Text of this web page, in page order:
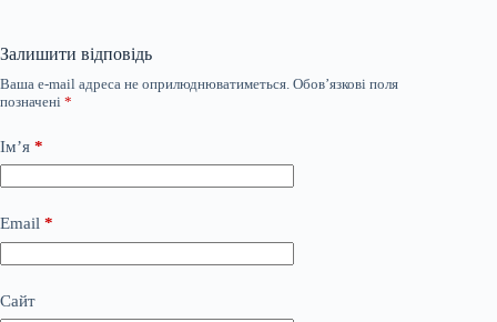
Залишити відповідь
Ваша e-mail адреса не оприлюднюватиметься. Обов’язкові поля
позначені *
Ім’я *
Email *
Сайт